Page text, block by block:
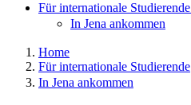
Für internationale Studierende
In Jena ankommen
Home
Für internationale Studierende
In Jena ankommen